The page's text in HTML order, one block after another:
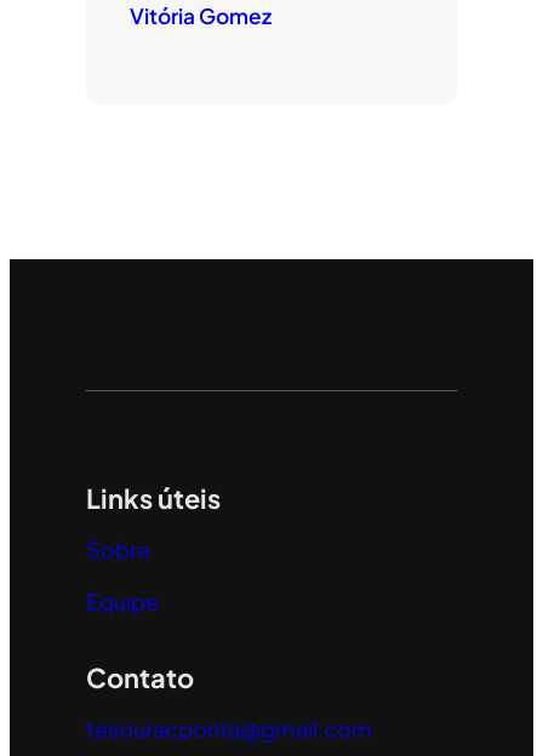
Vitória Gomez
Links úteis
Sobre
Equipe
Contato
tesouracponta@gmail.com